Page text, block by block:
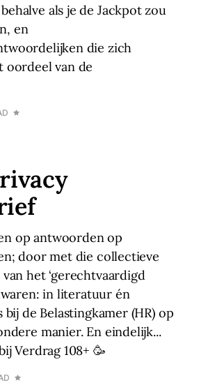
als je de Jackpot zou
en
die zich
oordeel van de
op antwoorden op
door met die collectieve
het ‘gerechtvaardigd
in literatuur én
de Belastingkamer (HR) op
manier. En eindelijk...
Verdrag 108+ 🥳